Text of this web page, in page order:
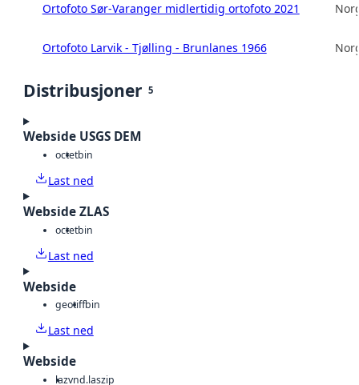
Ortofoto Sør-Varanger midlertidig ortofoto 2021
Ortofoto Larvik - Tjølling - Brunlanes 1966
Distribusjoner 5
Webside USGS DEM
octetbin
Last ned
Webside ZLAS
octetbin
Last ned
Webside
geotiffbin
Last ned
Webside
lazvnd.laszip